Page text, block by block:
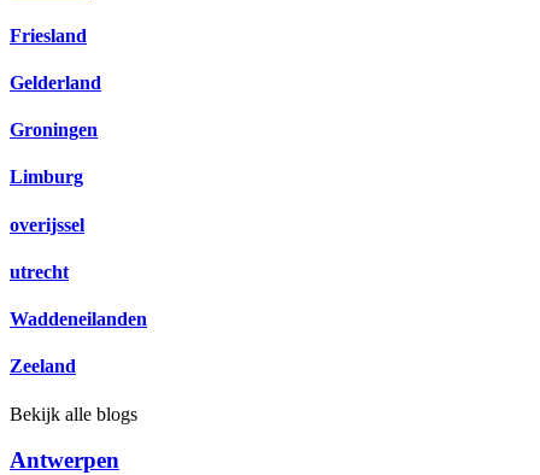
Friesland
Gelderland
Groningen
Limburg
overijssel
utrecht
Waddeneilanden
Zeeland
Bekijk alle blogs
Antwerpen